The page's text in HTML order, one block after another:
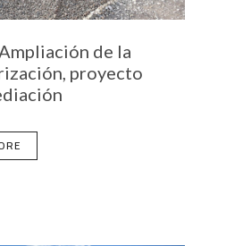
de la
proyecto